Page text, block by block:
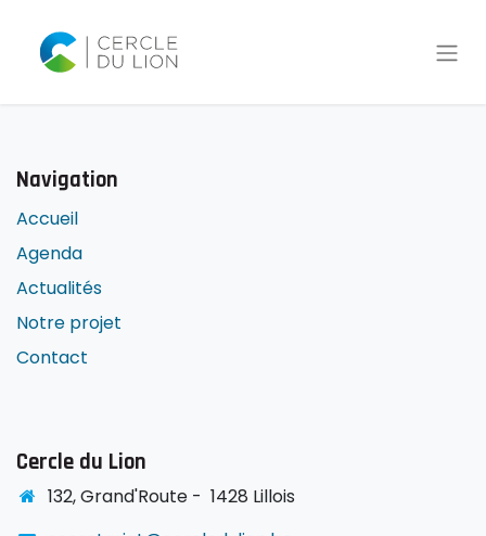
Navigation
Accueil
Agenda
Actualités
Notre projet
Contact
Cercle du Lion
132, Grand'Route - 1428 Lillois